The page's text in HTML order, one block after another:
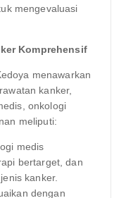
mengevaluasi
Komprehensif
menawarkan
kanker,
onkologi
meliputi:
medis
bertarget, dan
kanker.
dengan